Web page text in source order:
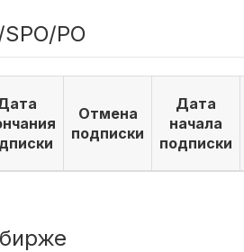
PO
Отмена
подписки
Дата
начала
подписки